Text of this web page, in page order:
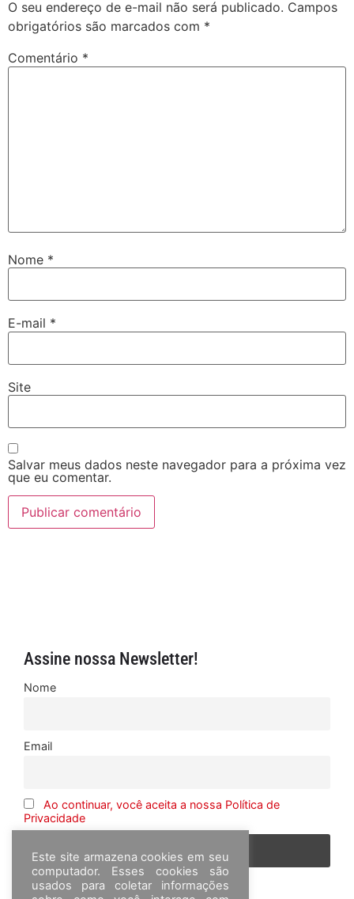
O seu endereço de e-mail não será publicado. Campos
obrigatórios são marcados com *
Comentário *
Nome *
E-mail *
Site
Salvar meus dados neste navegador para a próxima vez
que eu comentar.
Assine nossa Newsletter!
Nome
Email
Ao continuar, você aceita a nossa Política de
Privacidade
Este site armazena cookies em seu
computador. Esses cookies são
usados para coletar informações